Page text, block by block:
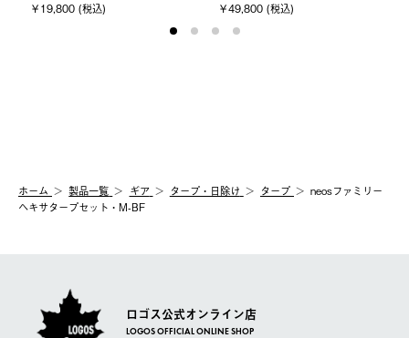
￥19,800 (税込) ￥49,800 (税込)
ホーム 製品⼀覧 ギア タープ・日除け タープ
neosファミリー
ヘキサタープセット・M-BF
ロゴス公式オンライン店
LOGOS OFFICIAL ONLINE SHOP